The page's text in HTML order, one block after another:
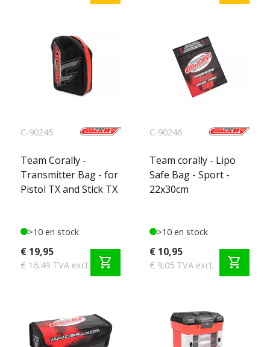
C-90245
Team Corally -
Transmitter Bag - for
Pistol TX and Stick TX
>10 en stock
€ 19,95
€ 16,49 TVA excl. shopping_cart
C-90246
Team corally - Lipo
Safe Bag - Sport -
22x30cm
>10 en stock
€ 10,95
€ 9,05 TVA excl. shopping_cart